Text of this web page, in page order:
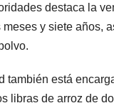
destaca la
meses y siete años,
también está
libras de arroz de